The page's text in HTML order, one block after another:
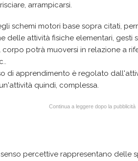
arrampicarsi.
schemi motori base sopra citati,
delle attività fisiche elementari, gesti
corpo potrà muoversi in relazione a
di apprendimento è regolato
quindi, complessa.
Continua a leggere dopo la pubblicità
percettive rappresentano delle